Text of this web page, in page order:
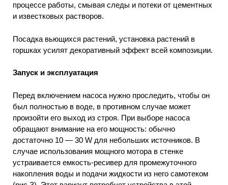
процессе работы, смывая следы и потеки от цементных
и известковых растворов.
Посадка вьющихся растений, установка растений в
горшках усилят декоративный эффект всей композиции.
Запуск и эксплуатация
Перед включением насоса нужно проследить, чтобы он
был полностью в воде, в противном случае может
произойти его выход из строя. При выборе насоса
обращают внимание на его мощность: обычно
достаточно 10 — 30 W для небольших источников. В
случае использования мощного мотора в стенке
устраивается емкость-ресивер для промежуточного
накопления воды и подачи жидкости из него самотеком